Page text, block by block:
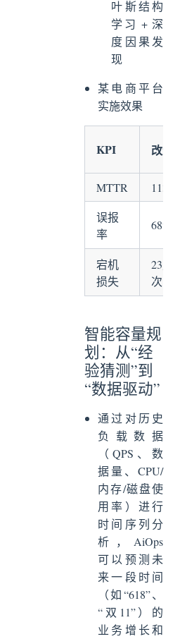
叶斯结构
学习 + 深
度因果发
现
某电商平台
实施效果
KPI 改进
MTTR
误报
率
68%
宕机
损失
23万/
次
智能容量规
划：从“经
验猜测”到
“数据驱动”
通过对历史
负载数据
（QPS、数
据量、CPU/
内存/磁盘使
用率）进行
时间序列分
析，AiOps
可以预测未
来一段时间
（如“618”、
“双11”）的
业务增长和